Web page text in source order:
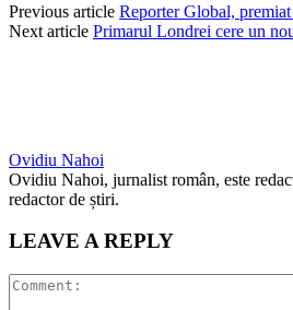
Previous article Reporter Global,
Next article Primarul Londrei cere un
Ovidiu Nahoi
Ovidiu Nahoi, jurnalist român, este
redactor de știri.
LEAVE A REPLY